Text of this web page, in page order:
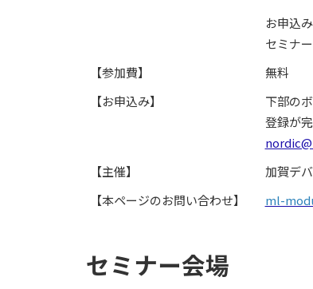
お申込
セミナ
【参加費】
無料
【お申込み】
下部の
登録が
【主催】
加賀デ
【本ページのお問い合わせ】
ml-
セミナー会場